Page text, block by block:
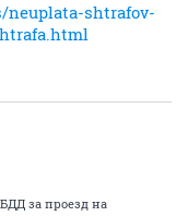
neuplata-shtrafov-
за проезд на